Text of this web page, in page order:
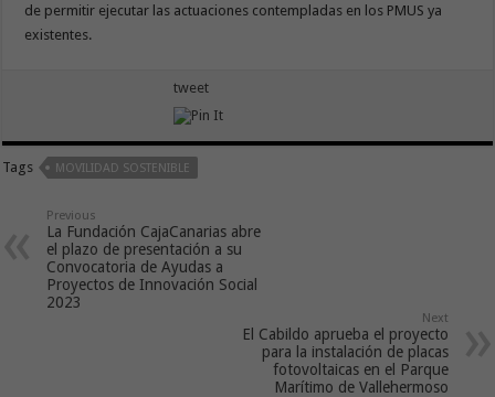
de permitir ejecutar las actuaciones contempladas en los PMUS ya
existentes.
tweet
Tags MOVILIDAD SOSTENIBLE
Previous
La Fundación CajaCanarias abre
el plazo de presentación a su
Convocatoria de Ayudas a
Proyectos de Innovación Social
2023
Next
El Cabildo aprueba el proyecto
para la instalación de placas
fotovoltaicas en el Parque
Marítimo de Vallehermoso